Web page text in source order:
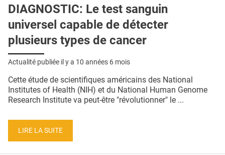
DIAGNOSTIC: Le test sanguin
universel capable de détecter
plusieurs types de cancer
Actualité publiée il y a 10 années 6 mois
Cette étude de scientifiques américains des National
Institutes of Health (NIH) et du National Human Genome
Research Institute va peut-être "révolutionner" le ...
LIRE LA SUITE